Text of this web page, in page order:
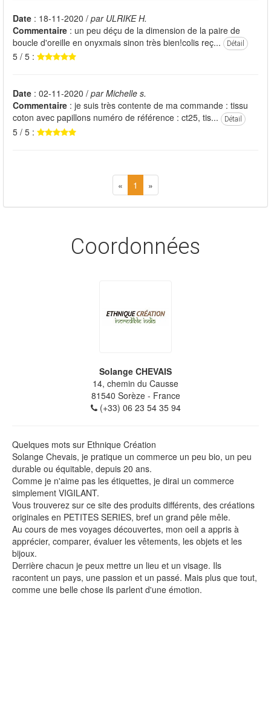
Date : 18-11-2020 / par ULRIKE H.
Commentaire : un peu déçu de la dimension de la paire de
boucle d'oreille en onyxmais sinon très bien!colis reç...
Détail
5 / 5 :
Date : 02-11-2020 / par Michelle s.
Commentaire : je suis très contente de ma commande : tissu
coton avec papillons numéro de référence : ct25, tis...
Détail
5 / 5 :
« 1 »
Coordonnées
Solange CHEVAIS
14, chemin du Causse
81540 Sorèze- France
(+33) 06 23 54 35 94
Quelques mots sur Ethnique Création
Solange Chevais, je pratique un commerce un peu bio, un peu
durable ou équitable, depuis 20 ans.
Comme je n'aime pas les étiquettes, je dirai un commerce
simplement VIGILANT.
Vous trouverez sur ce site des produits différents, des créations
originales en PETITES SERIES, bref un grand pêle mêle.
Au cours de mes voyages découvertes, mon oeil a appris à
apprécier, comparer, évaluer les vêtements, les objets et les
bijoux.
Derrière chacun je peux mettre un lieu et un visage. Ils
racontent un pays, une passion et un passé. Mais plus que tout,
comme une belle chose ils parlent d'une émotion.